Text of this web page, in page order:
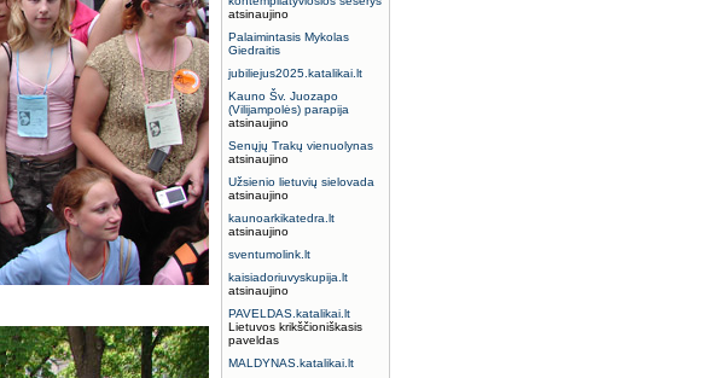
atsinaujino
Palaimintasis Mykolas
Giedraitis
jubiliejus2025.katalikai.lt
Kauno Šv. Juozapo
(Vilijampolės) parapija
atsinaujino
Senųjų Trakų vienuolynas
atsinaujino
Užsienio lietuvių sielovada
atsinaujino
kaunoarkikatedra.lt
atsinaujino
sventumolink.lt
kaisiadoriuvyskupija.lt
atsinaujino
PAVELDAS.katalikai.lt
Lietuvos krikščioniškasis
paveldas
MALDYNAS.katalikai.lt